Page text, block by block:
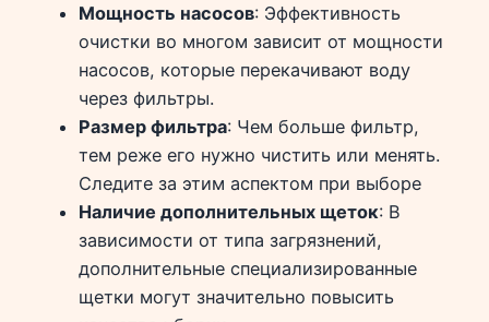
Мощность насосов: Эффективность
очистки во многом зависит от мощности
насосов, которые перекачивают воду
через фильтры.
Размер фильтра: Чем больше фильтр,
тем реже его нужно чистить или менять.
Следите за этим аспектом при выборе
Наличие дополнительных щеток: В
зависимости от типа загрязнений,
дополнительные специализированные
щетки могут значительно повысить